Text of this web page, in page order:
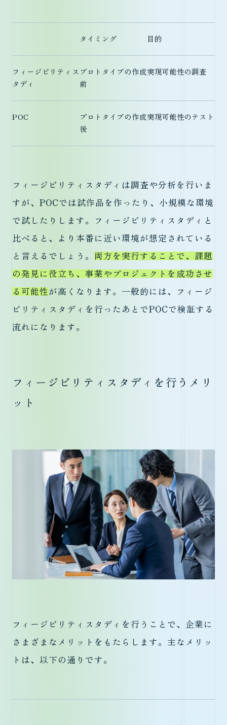
タイミング 目的
フィージビリティス
タディ
プロトタイプの作成
前
実現可能性の調査
POC
プロトタイプの作成
後
実現可能性のテスト
フィージビリティスタディは調査や分析を行いま
すが、POCでは試作品を作ったり、小規模な環境
で試したりします。フィージビリティスタディと
比べると、より本番に近い環境が想定されている
と言えるでしょう。 両方を実行することで、課題
の発見に役立ち、事業やプロジェクトを成功させ
る可能性が高くなります。一般的には、フィージ
ビリティスタディを行ったあとでPOCで検証する
流れになります。
フィージビリティスタディを行うメリ
ット
フィージビリティスタディを行うことで、企業に
さまざまなメリットをもたらします。主なメリッ
トは、以下の通りです。